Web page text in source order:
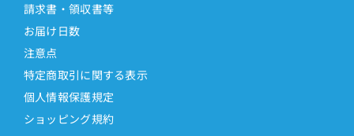
請求書・領収書等
お届け日数
注意点
特定商取引に関する表示
個人情報保護規定
ショッピング規約